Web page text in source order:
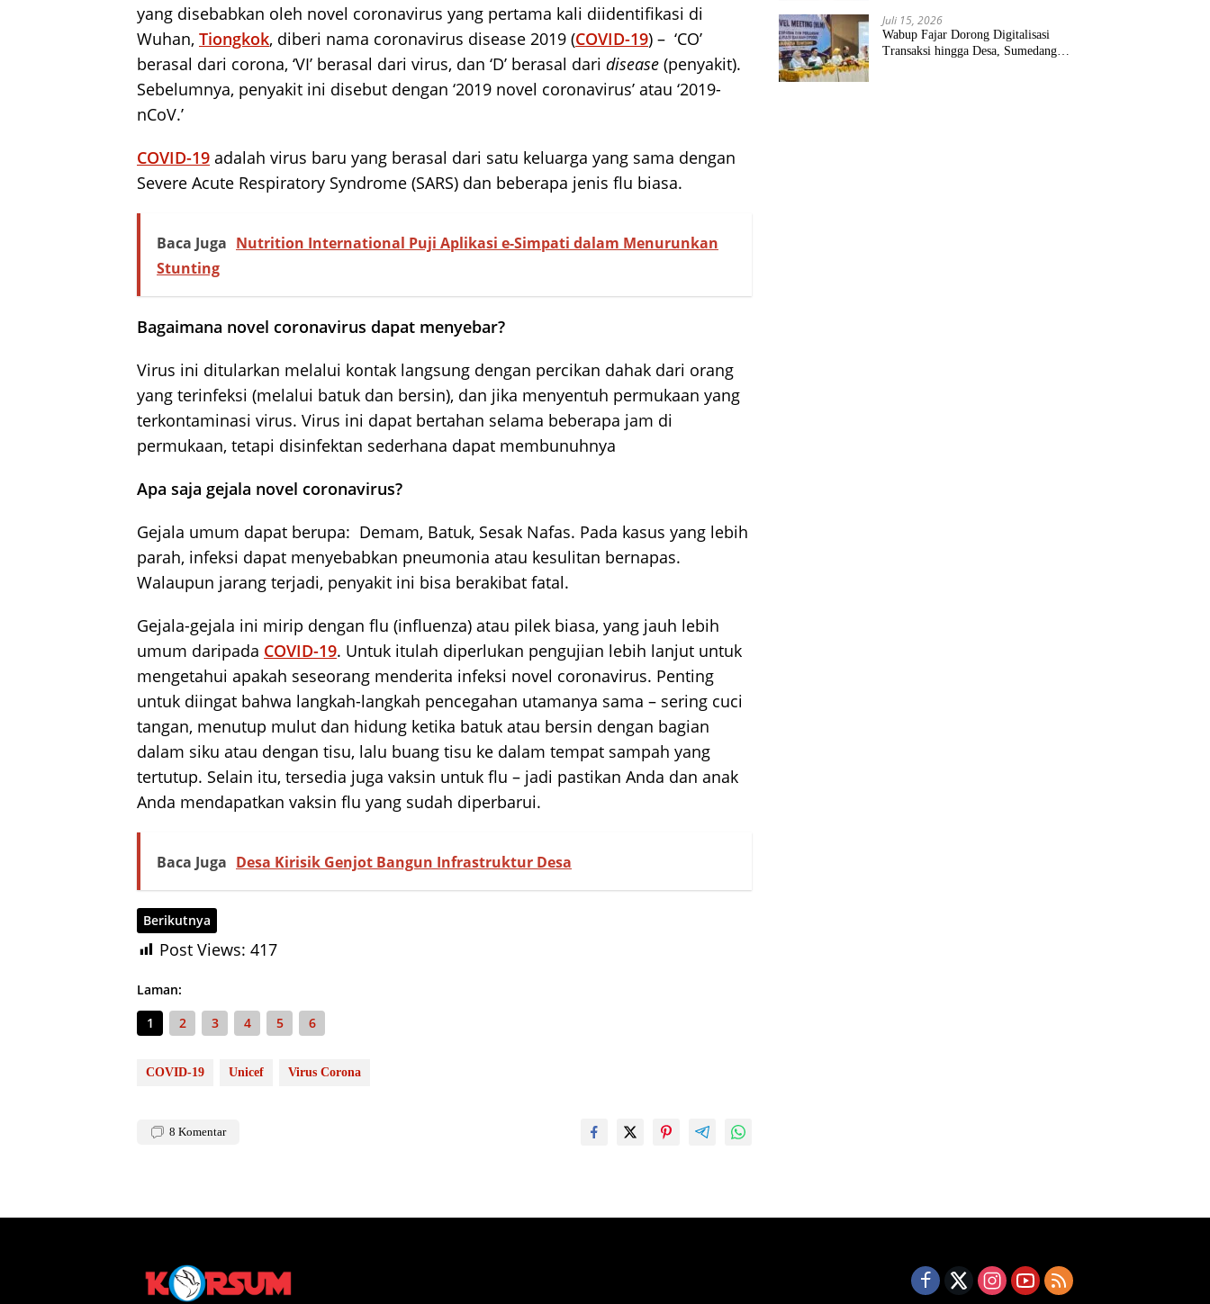
yang disebabkan oleh novel coronavirus yang pertama kali diidentifikasi di
Wuhan, Tiongkok, diberi nama coronavirus disease 2019 (COVID-19) – ‘CO’
berasal dari corona, ‘VI’ berasal dari virus, dan ‘D’ berasal dari disease (penyakit).
Sebelumnya, penyakit ini disebut dengan ‘2019 novel coronavirus’ atau ‘2019-
nCoV.’
COVID-19 adalah virus baru yang berasal dari satu keluarga yang sama dengan
Severe Acute Respiratory Syndrome (SARS) dan beberapa jenis flu biasa.
Baca Juga Nutrition International Puji Aplikasi e-Simpati dalam Menurunkan
Stunting
Bagaimana novel coronavirus dapat menyebar?
Virus ini ditularkan melalui kontak langsung dengan percikan dahak dari orang
yang terinfeksi (melalui batuk dan bersin), dan jika menyentuh permukaan yang
terkontaminasi virus. Virus ini dapat bertahan selama beberapa jam di
permukaan, tetapi disinfektan sederhana dapat membunuhnya
Apa saja gejala novel coronavirus?
Gejala umum dapat berupa: Demam, Batuk, Sesak Nafas. Pada kasus yang lebih
parah, infeksi dapat menyebabkan pneumonia atau kesulitan bernapas.
Walaupun jarang terjadi, penyakit ini bisa berakibat fatal.
Gejala-gejala ini mirip dengan flu (influenza) atau pilek biasa, yang jauh lebih
umum daripada COVID-19. Untuk itulah diperlukan pengujian lebih lanjut untuk
mengetahui apakah seseorang menderita infeksi novel coronavirus. Penting
untuk diingat bahwa langkah-langkah pencegahan utamanya sama – sering cuci
tangan, menutup mulut dan hidung ketika batuk atau bersin dengan bagian
dalam siku atau dengan tisu, lalu buang tisu ke dalam tempat sampah yang
tertutup. Selain itu, tersedia juga vaksin untuk flu – jadi pastikan Anda dan anak
Anda mendapatkan vaksin flu yang sudah diperbarui.
Baca Juga Desa Kirisik Genjot Bangun Infrastruktur Desa
Berikutnya
Post Views: 417
Laman:
1
2 3 4 5 6
COVID-19 Unicef Virus Corona
8 Komentar
Juli 15, 2026
Wabup Fajar Dorong Digitalisasi
Transaksi hingga Desa, Sumedang